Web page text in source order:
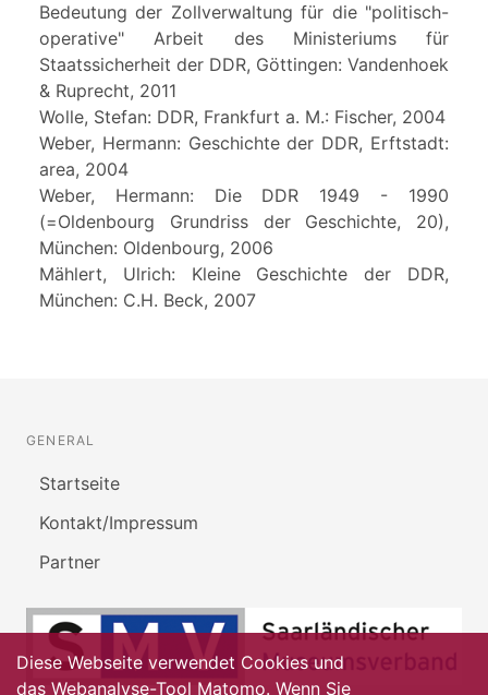
Bedeutung der Zollverwaltung für die "politisch-
operative" Arbeit des Ministeriums für
Staatssicherheit der DDR, Göttingen: Vandenhoek
& Ruprecht, 2011
Wolle, Stefan: DDR, Frankfurt a. M.: Fischer, 2004
Weber, Hermann: Geschichte der DDR, Erftstadt:
area, 2004
Weber, Hermann: Die DDR 1949 - 1990
(=Oldenbourg Grundriss der Geschichte, 20),
München: Oldenbourg, 2006
Mählert, Ulrich: Kleine Geschichte der DDR,
München: C.H. Beck, 2007
GENERAL
Startseite
Kontakt/Impressum
Partner
Diese Webseite verwendet Cookies und
das Webanalyse-Tool Matomo. Wenn Sie